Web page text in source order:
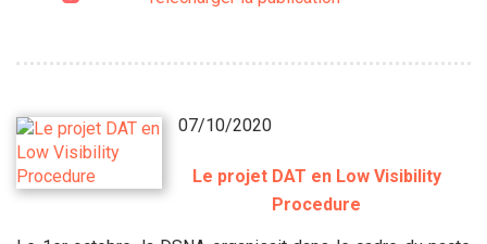
07/10/2020
Le projet DAT en Low Visibility
Procedure